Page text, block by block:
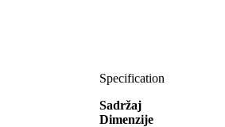
Specification
Sadržaj
Dimenzije